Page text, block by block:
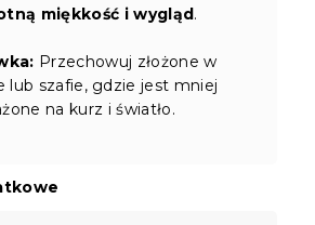
miękkość i wygląd.
Przechowuj złożone w
lub szafie, gdzie jest mniej
na kurz i światło.